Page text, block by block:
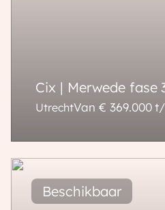
Cix | Merwede fase
UtrechtVan € 369.000
50 - 112 m² 2 - 4